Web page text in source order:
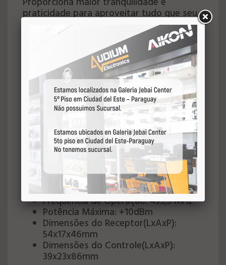
praticidade para aproveitar tudo que seu
som oferece. Possui carcaça de plástico
rígido com alta resistência ao desgaste e
capa de proteção com acabamento na cor
amarela, formando um produto confiável
e personalizado feito sob medida para
você.
Características:
Alcance Máximo: até 300m
Tensão de operação Receptor: 6 a
16VDC
Tensão de Operação Controle: 1,8 a
3,6V (Bateria CR2032)
Consumo Receptor: 30mA
Consumo Controle: 7mA
Modulação: FSK
Frequência de Operação: 433,5 MHz
Potência Máxima: +10dBm
Dimensões do Receptor(LxAxP):
54x17x46mm
Dimensões do Controle(LxAxP):
39x23x86mm